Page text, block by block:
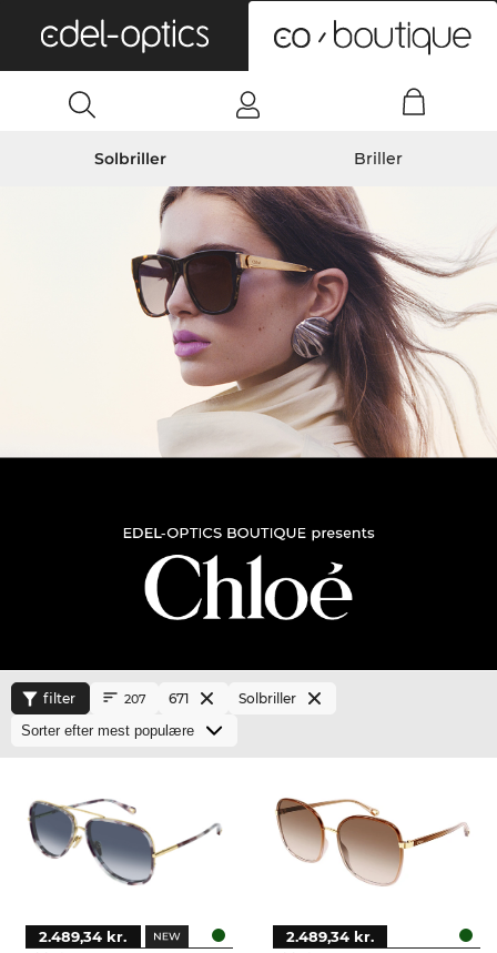
Solbriller Briller
filter 207 671 Solbriller
2.489,34 kr. 2.489,34 kr.